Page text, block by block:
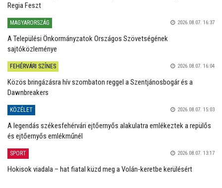
Regia Feszt
MAGYARORSZÁG 2026.08.07. 16:37
A Települési Önkormányzatok Országos Szövetségének
sajtóközleménye
FEHÉRVÁRI SZÍNES 2026.08.07. 16:04
Közös bringázásra hív szombaton reggel a Szentjánosbogár és a
Dawnbreakers
KÖZÉLET 2026.08.07. 15:03
A legendás székesfehérvári ejtőernyős alakulatra emlékeztek a repülős
és ejtőernyős emlékműnél
SPORT 2026.08.07. 13:17
Hokisok viadala – hat fiatal küzd meg a Volán-keretbe kerülésért